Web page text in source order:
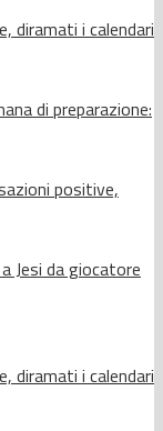
diramati i calendari
di preparazione:
positive,
Jesi da giocatore
diramati i calendari